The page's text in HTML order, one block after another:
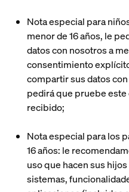
Nota especial para
menor de 16 años, le
datos con nosotros a
consentimiento
compartir sus datos
pedirá que pruebe
recibido;
Nota especial para los
16 años: le
uso que hacen sus
sistemas,